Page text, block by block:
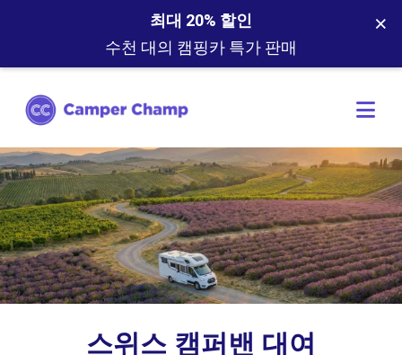
최대 20% 할인
수천 대의 캠핑카 특가 판매
×
스위스 캠퍼밴 대여